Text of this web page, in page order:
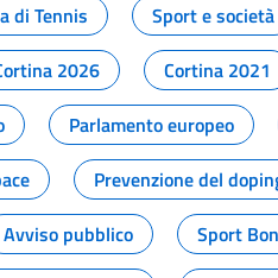
di Tennis Sport e società
2026 Cortina 2021
Parlamento europeo
Prevenzione del
Avviso pubblico Sport